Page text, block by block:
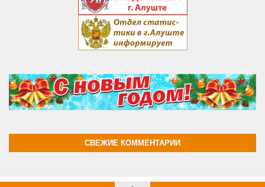
СВЕЖИЕ КОММЕНТАРИИ